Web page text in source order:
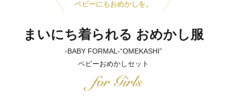
ベビーにもおめかしを。
まいにち着られる おめかし服
-BABY FORMAL-“OMEKASHI”
ベビーおめかしセット